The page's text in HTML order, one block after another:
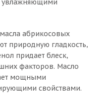
увлажняющими
абрикосовых
природную гладкость,
придает блеск,
факторов. Масло
мощными
свойствами.